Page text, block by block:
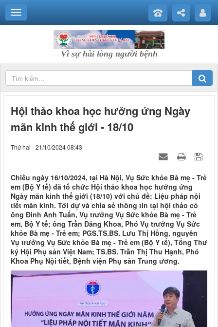
Vì sự hài lòng người bệnh
Hội thảo khoa học hưởng ứng Ngày
mãn kinh thế giới - 18/10
Thứ hai - 21/10/2024 08:43
Chiều ngày 16/10/2024, tại Hà Nội, Vụ Sức khỏe Bà mẹ - Trẻ
em (Bộ Y tế) đã tổ chức Hội thảo khoa học hưởng ứng
Ngày mãn kinh thế giới (18/10) với chủ đề: Liệu pháp nội
tiết mãn kinh. Tới dự và chia sẻ thông tin tại hội thảo có
ông Đinh Anh Tuấn, Vụ trưởng Vụ Sức khỏe Bà mẹ - Trẻ
em, Bộ Y tế; ông Trần Đăng Khoa, Phó Vụ trưởng Vụ Sức
khỏe Bà mẹ - Trẻ em; PGS.TS.BS. Lưu Thị Hồng, nguyên
Vụ trưởng Vụ Sức khỏe Bà mẹ - Trẻ em (Bộ Y tế), Tổng Thư
ký Hội Phụ sản Việt Nam; TS.BS. Trần Thị Thu Hạnh, Phó
Khoa Phụ Nội tiết, Bệnh viện Phụ sản Trung ương.